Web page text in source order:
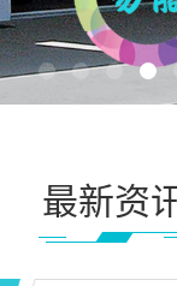
最新资